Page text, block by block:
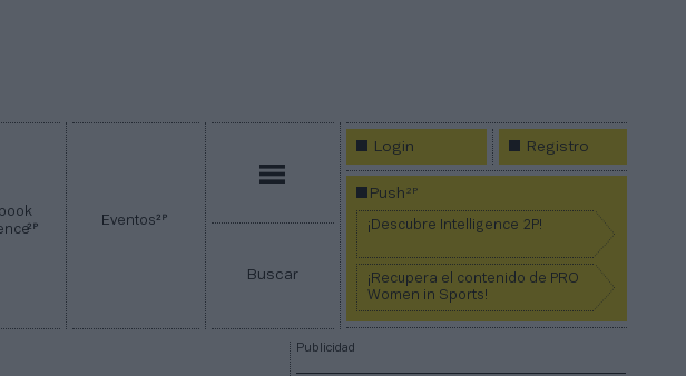
2P Eventos2P
Buscar
Login Registro
Push2P
¡Descubre Intelligence 2P!
¡Recupera el contenido de PRO
Women in Sports!
Publicidad